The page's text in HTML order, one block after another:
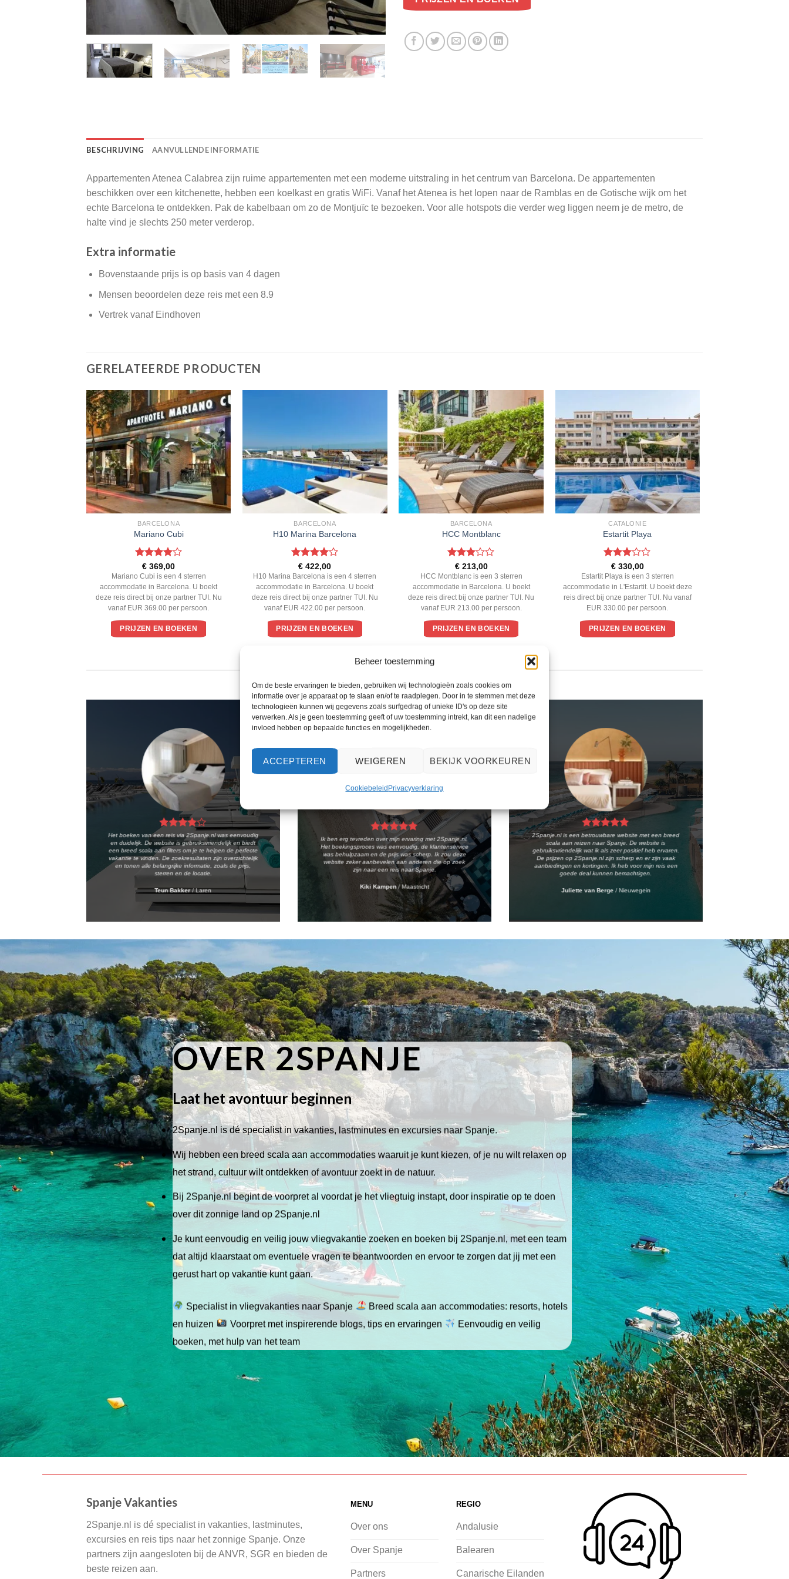
Beheer toestemming
Om de beste ervaringen te bieden, gebruiken wij technologieën zoals cookies om
informatie over je apparaat op te slaan en/of te raadplegen. Door in te stemmen met deze
technologieën kunnen wij gegevens zoals surfgedrag of unieke ID's op deze site
verwerken. Als je geen toestemming geeft of uw toestemming intrekt, kan dit een nadelige
invloed hebben op bepaalde functies en mogelijkheden.
ACCEPTEREN WEIGEREN BEKIJK VOORKEUREN
CookiebeleidPrivacyverklaring
BESCHRIJVING AANVULLENDE INFORMATIE
Appartementen Atenea Calabrea zijn ruime appartementen met een moderne uitstraling in het centrum van Barcelona. De appartementen
beschikken over een kitchenette, hebben een koelkast en gratis WiFi. Vanaf het Atenea is het lopen naar de Ramblas en de Gotische wijk om het
echte Barcelona te ontdekken. Pak de kabelbaan om zo de Montjuïc te bezoeken. Voor alle hotspots die verder weg liggen neem je de metro, de
halte vind je slechts 250 meter verderop.
Extra informatie
Bovenstaande prijs is op basis van 4 dagen
Mensen beoordelen deze reis met een 8.9
Vertrek vanaf Eindhoven
GERELATEERDE PRODUCTEN
BARCELONA
Mariano Cubi
Gewaardeerd
4 uit 5
€ 369,00
Mariano Cubi is een 4 sterren
accommodatie in Barcelona. U boekt
deze reis direct bij onze partner TUI. Nu
vanaf EUR 369.00 per persoon.
PRIJZEN EN BOEKEN
BARCELONA
H10 Marina Barcelona
Gewaardeerd
4uit 5
€ 422,00
H10 Marina Barcelona is een 4 sterren
accommodatie in Barcelona. U boekt
deze reis direct bij onze partner TUI. Nu
vanaf EUR 422.00 per persoon.
PRIJZEN EN BOEKEN
BARCELONA
HCC Montblanc
Gewaardeerd
3uit 5
€213,00
HCC Montblanc is een 3 sterren
accommodatie in Barcelona. U boekt
deze reis direct bij onze partner TUI. Nu
vanaf EUR 213.00 per persoon.
PRIJZEN EN BOEKEN
CATALONIE
Estartit Playa
Gewaardeerd
3uit 5
€330,00
Estartit Playa is een 3 sterren
accommodatie in L'Estartit. U boekt deze
reis direct bij onze partner TUI. Nu vanaf
EUR 330.00 per persoon.
PRIJZEN EN BOEKEN
WAT ZE OVER ONS ZEGGEN
Het boeken van een reis via 2Spanje.nl was eenvoudig
en duidelijk. De website is gebruiksvriendelijk en biedt
een breed scala aan filters om je te helpen de perfecte
vakantie te vinden. De zoekresultaten zijn overzichtelijk
en tonen alle belangrijke informatie, zoals de prijs,
sterren en de locatie.
Teun Bakker /Laren
Ik ben erg tevreden over mijn ervaring met 2Spanje.nl.
Het boekingsproces was eenvoudig, de klantenservice
was behulpzaam en de prijs was scherp. Ik zou deze
website zeker aanbevelen aan anderen die op zoek
zijn naar een reis naar Spanje.
Kiki Kampen /Maastricht
2Spanje.nl is een betrouwbare website met een breed
scala aan reizen naar Spanje. De website is
gebruiksvriendelijk wat ik als zeer positief heb ervaren.
De prijzen op 2Spanje.nl zijn scherp en er zijn vaak
aanbiedingen en kortingen. Ik heb voor mijn reis een
goede deal kunnen bemachtigen.
Juliette van Berge /Nieuwegein
OVER 2SPANJE
Laat het avontuur beginnen
2Spanje.nl is dé specialist in vakanties, lastminutes en excursies naar Spanje.
Wij hebben een breed scala aan accommodaties waaruit je kunt kiezen, of je nu wilt relaxen op
het strand, cultuur wilt ontdekken of avontuur zoekt in de natuur.
Bij 2Spanje.nl begint de voorpret al voordat je het vliegtuig instapt, door inspiratie op te doen
over dit zonnige land op 2Spanje.nl
Je kunt eenvoudig en veilig jouw vliegvakantie zoeken en boeken bij 2Spanje.nl, met een team
dat altijd klaarstaat om eventuele vragen te beantwoorden en ervoor te zorgen dat jij met een
gerust hart op vakantie kunt gaan.
Specialist in vliegvakanties naar Spanje
Breed scala aan accommodaties: resorts, hotels
en huizen
Voorpret met inspirerende blogs, tips en ervaringen
Eenvoudig en veilig
boeken, met hulp van het team
Spanje Vakanties
2Spanje.nl is dé specialist in vakanties, lastminutes,
excursies en reis tips naar het zonnige Spanje. Onze
partners zijn aangesloten bij de ANVR, SGR en bieden de
beste reizen aan.
MENU
Over ons
Over Spanje
Partners
REGIO
Andalusie
Balearen
Canarische Eilanden